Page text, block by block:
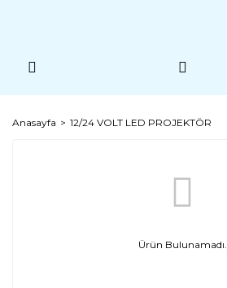
Anasayfa 12/24 VOLT LED PROJEKTÖR
Ürün Bulunamadı.